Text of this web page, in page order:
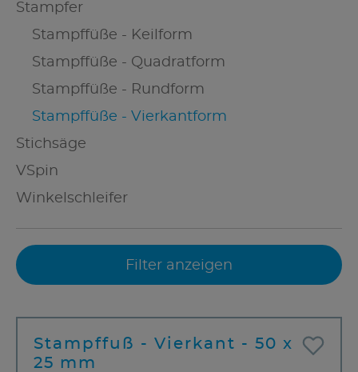
Stampfer
Stampffüße - Keilform
Stampffüße - Quadratform
Stampffüße - Rundform
Stampffüße - Vierkantform
Stichsäge
VSpin
Winkelschleifer
Filter anzeigen
Stampffuß - Vierkant - 50 x
25 mm